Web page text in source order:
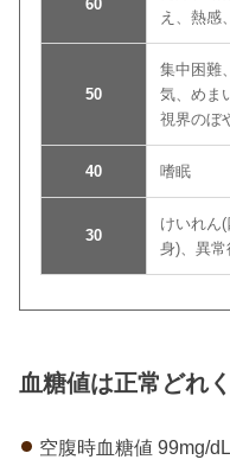
60
え、熱感
50
集中困難
気、めま
視界のぼ
40 嗜眠
30
けいれん
身)、異
血糖値は正常どれ
空腹時血糖値 99mg/